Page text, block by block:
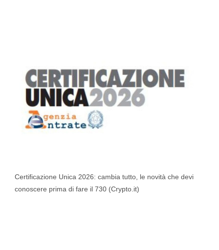
Certificazione Unica 2026: cambia tutto, le novità che devi
conoscere prima di fare il 730 (Crypto.it)